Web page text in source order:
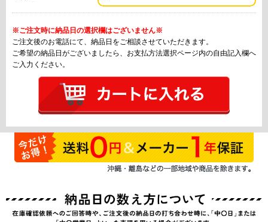
※ご注文時に納品日の選択欄はございません※
ご注文後のお電話にて、納品日をご相談させていただきます。
ご希望の納品日がございましたら、お支払方法選択ページ内の自由記入欄へ
ご入力ください。